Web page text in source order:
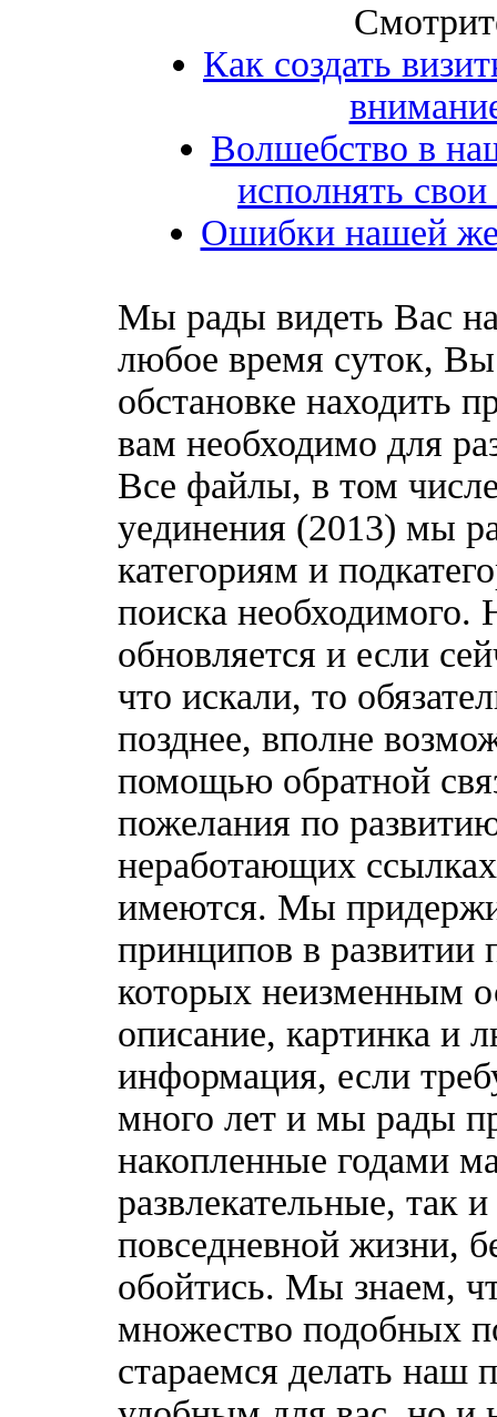
Как создать
Волшебство в
исполнять
Ошибки нашей
Мы рады видеть Вас
любое время суток,
обстановке находить
вам необходимо для
Все файлы, в том
уединения (2013) мы
категориям и
поиска необходимого.
обновляется и если
что искали, то
позднее, вполне
помощью обратной
пожелания по
неработающих
имеются. Мы
принципов в развитии
которых неизменным
описание, картинка и
информация, если
много лет и мы рады
накопленные годами
развлекательные, так
повседневной жизни,
обойтись. Мы знаем,
множество подобных
стараемся делать наш